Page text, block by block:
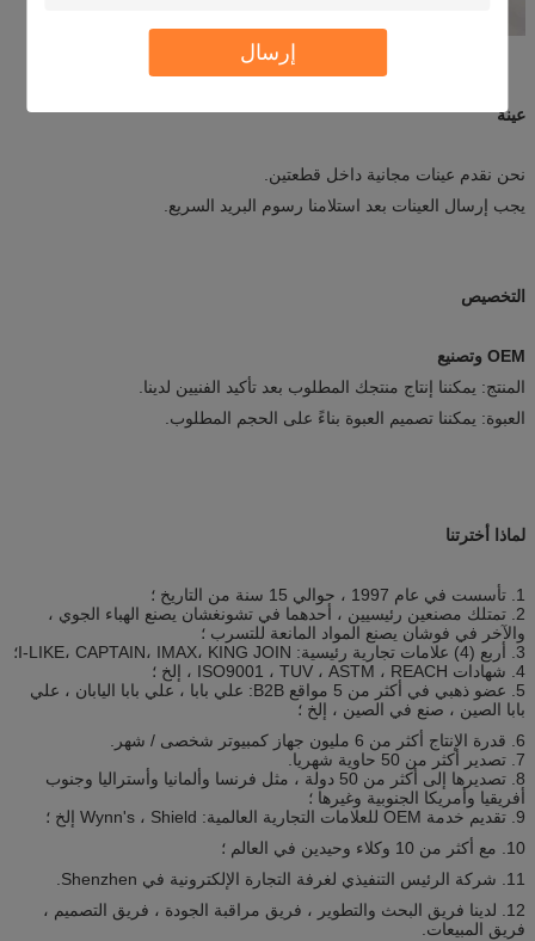
إرسال
عينة
نحن نقدم عينات مجانية داخل قطعتين.
يجب إرسال العينات بعد استلامنا رسوم البريد السريع.
التخصيص
OEM وتصنيع
المنتج: يمكننا إنتاج منتجك المطلوب بعد تأكيد الفنيين لدينا.
العبوة: يمكننا تصميم العبوة بناءً على الحجم المطلوب.
لماذا أخترتنا
1. تأسست في عام 1997 ، حوالي 15 سنة من التاريخ ؛
2. تمتلك مصنعين رئيسيين ، أحدهما في تشونغشان يصنع الهباء الجوي ،
والآخر في فوشان يصنع المواد المانعة للتسرب ؛
3. أربع (4) علامات تجارية رئيسية: I-LIKE، CAPTAIN، IMAX، KING JOIN؛
4. شهادات ISO9001 ، TUV ، ASTM ، REACH ، إلخ ؛
5. عضو ذهبي في أكثر من 5 مواقع B2B: علي بابا ، علي بابا اليابان ، علي
بابا الصين ، صنع في الصين ، إلخ ؛
6. قدرة الإنتاج أكثر من 6 مليون جهاز كمبيوتر شخصى / شهر.
7. تصدير أكثر من 50 حاوية شهريا.
8. تصديرها إلى أكثر من 50 دولة ، مثل فرنسا وألمانيا وأستراليا وجنوب
أفريقيا وأمريكا الجنوبية وغيرها ؛
9. تقديم خدمة OEM للعلامات التجارية العالمية: Wynn's ، Shield إلخ ؛
10. مع أكثر من 10 وكلاء وحيدين في العالم ؛
11. شركة الرئيس التنفيذي لغرفة التجارة الإلكترونية في Shenzhen.
12. لدينا فريق البحث والتطوير ، فريق مراقبة الجودة ، فريق التصميم ،
فريق المبيعات.